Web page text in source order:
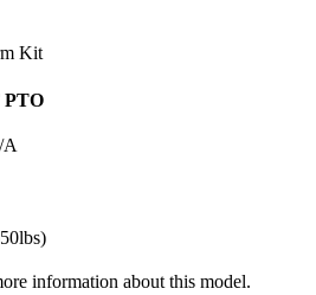
Kit
information about this model.